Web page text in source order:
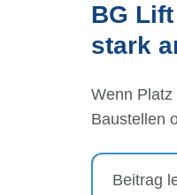
BG
stark
Wenn
Baustellen
Beitrag